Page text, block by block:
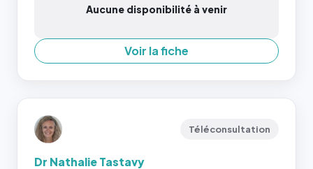
Aucune disponibilité à venir
Voir la fiche
Téléconsultation
Dr Nathalie Tastavy